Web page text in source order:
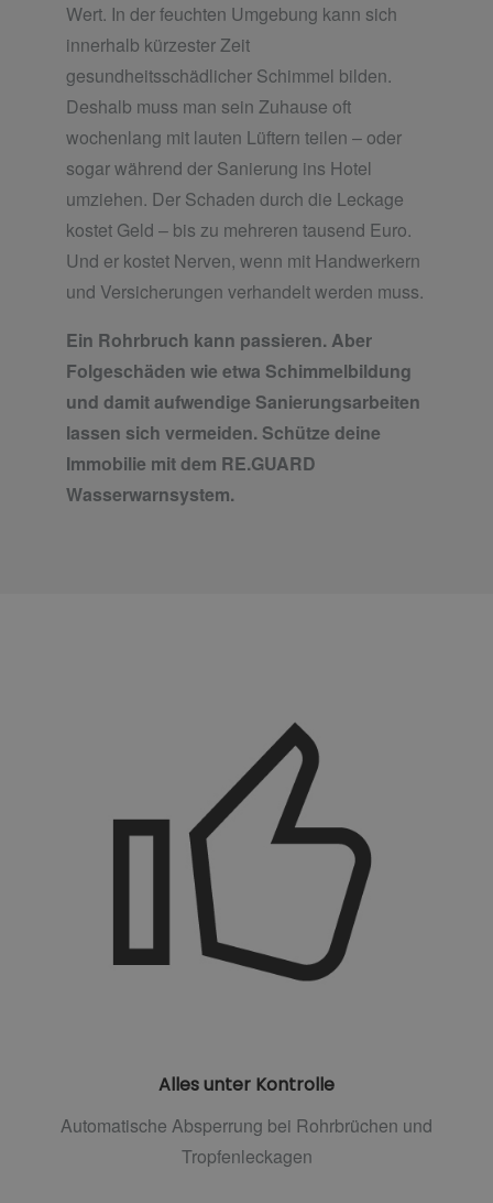
Wert. In der feuchten Umgebung kann sich
innerhalb kürzester Zeit
gesundheitsschädlicher Schimmel bilden.
Deshalb muss man sein Zuhause oft
wochenlang mit lauten Lüftern teilen – oder
sogar während der Sanierung ins Hotel
umziehen. Der Schaden durch die Leckage
kostet Geld – bis zu mehreren tausend Euro.
Und er kostet Nerven, wenn mit Handwerkern
und Versicherungen verhandelt werden muss.
Ein Rohrbruch kann passieren. Aber
Folgeschäden wie etwa Schimmelbildung
und damit aufwendige Sanierungsarbeiten
lassen sich vermeiden. Schütze deine
Immobilie mit dem RE.GUARD
Wasserwarnsystem.
Alles unter Kontrolle
Automatische Absperrung bei Rohrbrüchen und
Tropfenleckagen